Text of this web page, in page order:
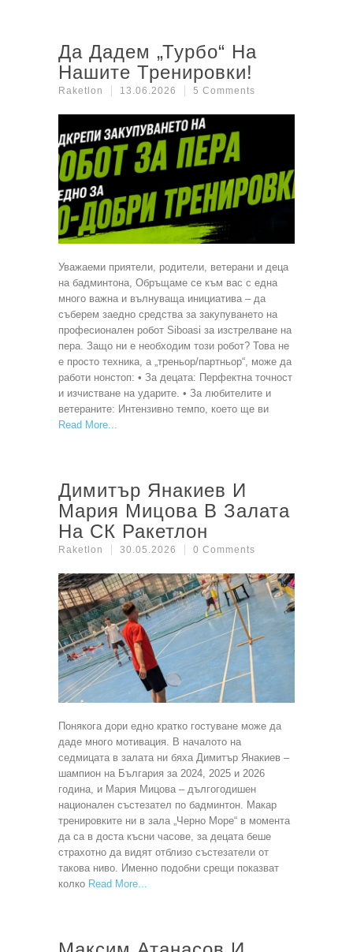
Да Дадем „турбо“ На
Нашите Тренировки!
Raketlon 13.06.2026 5 Comments
Уважаеми приятели, родители, ветерани и деца
на бадминтона, Обръщаме се към вас с една
много важна и вълнуваща инициатива – да
съберем заедно средства за закупуването на
професионален робот Siboasi за изстрелване на
пера. Защо ни е необходим този робот? Това не
е просто техника, а „треньор/партньор“, може да
работи нонстоп: • За децата: Перфектна точност
и изчистване на ударите. • За любителите и
ветераните: Интензивно темпо, което ще ви
Read More
Димитър Янакиев И
Мария Мицова В Залата
На СК Ракетлон
Raketlon 30.05.2026 0 Comments
Понякога дори едно кратко гостуване може да
даде много мотивация. В началото на
седмицата в залата ни бяха Димитър Янакиев –
шампион на България за 2024, 2025 и 2026
година, и Мария Мицова – дългогодишен
национален състезател по бадминтон. Макар
тренировките ни в зала „Черно Море“ в момента
да са в доста късни часове, за децата беше
страхотно да видят отблизо състезатели от
такова ниво. Именно подобни срещи показват
колко Read More